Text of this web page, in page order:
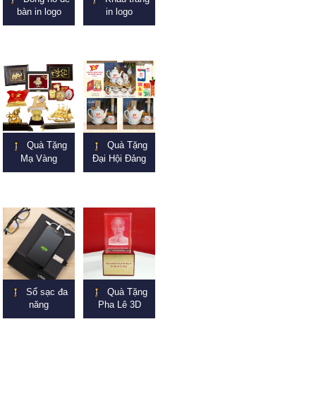
bàn in logo
in logo
Quà Tặng
Mạ Vàng
Quà Tặng
Đại Hội Đảng
Sổ sạc đa
năng
Quà Tặng
Pha Lê 3D